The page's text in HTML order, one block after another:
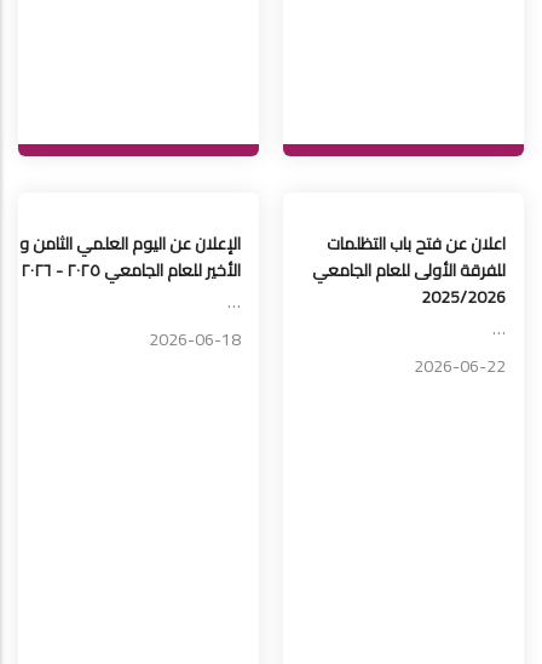
اعلان عن فتح باب التظلمات
للفرقة الأولى للعام الجامعي
2025/2026
…
2026-06-22
الإعلان عن اليوم العلمي الثامن و
الأخير للعام الجامعي ٢٠٢٥ - ٢٠٢٦
…
2026-06-18